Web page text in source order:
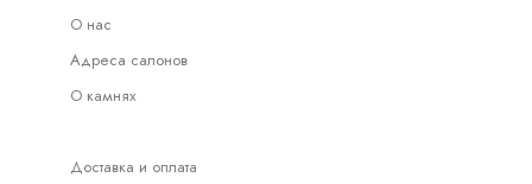
О нас
Адреса салонов
О камнях
Доставка и оплата